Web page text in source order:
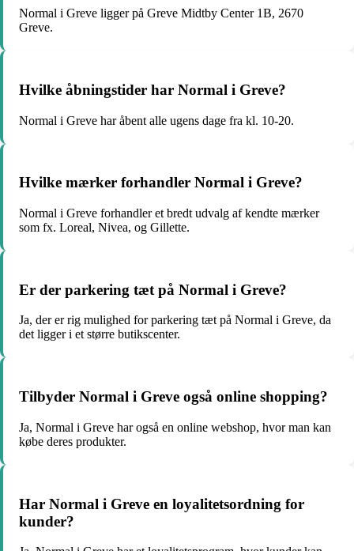
Normal i Greve ligger på Greve Midtby Center 1B, 2670
Greve.
Hvilke åbningstider har Normal i Greve?
Normal i Greve har åbent alle ugens dage fra kl. 10-20.
Hvilke mærker forhandler Normal i Greve?
Normal i Greve forhandler et bredt udvalg af kendte mærker
som fx. Loreal, Nivea, og Gillette.
Er der parkering tæt på Normal i Greve?
Ja, der er rig mulighed for parkering tæt på Normal i Greve, da
det ligger i et større butikscenter.
Tilbyder Normal i Greve også online shopping?
Ja, Normal i Greve har også en online webshop, hvor man kan
købe deres produkter.
Har Normal i Greve en loyalitetsordning for
kunder?